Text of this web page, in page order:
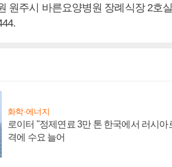
원주시 바른요양병원 장례식장 2호
화학·에너지
로이터 "정제연료 3만 톤 한국에서 러시
격에 수요 늘어